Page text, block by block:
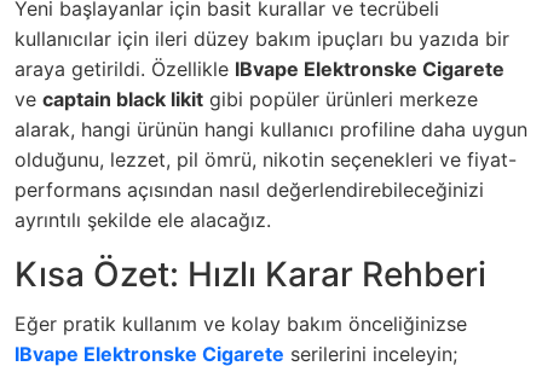
Yeni başlayanlar için basit kurallar ve tecrübeli
kullanıcılar için ileri düzey bakım ipuçları bu yazıda bir
araya getirildi. Özellikle IBvape Elektronske Cigarete
ve captain black likit gibi popüler ürünleri merkeze
alarak, hangi ürünün hangi kullanıcı profiline daha uygun
olduğunu, lezzet, pil ömrü, nikotin seçenekleri ve fiyat-
performans açısından nasıl değerlendirebileceğinizi
ayrıntılı şekilde ele alacağız.
Kısa Özet: Hızlı Karar Rehberi
Eğer pratik kullanım ve kolay bakım önceliğinizse
IBvape Elektronske Cigarete serilerini inceleyin;